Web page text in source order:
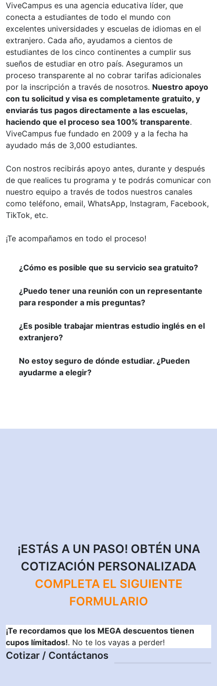
ViveCampus es una agencia educativa líder, que
conecta a estudiantes de todo el mundo con
excelentes universidades y escuelas de idiomas en el
extranjero. Cada año, ayudamos a cientos de
estudiantes de los cinco continentes a cumplir sus
sueños de estudiar en otro país. Aseguramos un
proceso transparente al no cobrar tarifas adicionales
por la inscripción a través de nosotros. Nuestro apoyo
con tu solicitud y visa es completamente gratuito, y
enviarás tus pagos directamente a las escuelas,
haciendo que el proceso sea 100% transparente.
ViveCampus fue fundado en 2009 y a la fecha ha
ayudado más de 3,000 estudiantes.
Con nostros recibirás apoyo antes, durante y después
de que realices tu programa y te podrás comunicar con
nuestro equipo a través de todos nuestros canales
como teléfono, email, WhatsApp, Instagram, Facebook,
TikTok, etc.
¡Te acompañamos en todo el proceso!
¿Cómo es posible que su servicio sea gratuito?
¿Puedo tener una reunión con un representante
para responder a mis preguntas?
¿Es posible trabajar mientras estudio inglés en el
extranjero?
No estoy seguro de dónde estudiar. ¿Pueden
ayudarme a elegir?
¡ESTÁS A UN PASO! OBTÉN UNA
COTIZACIÓN PERSONALIZADA
COMPLETA EL SIGUIENTE
FORMULARIO
¡Te recordamos que los MEGA descuentos tienen
cupos límitados!. No te los vayas a perder!
Cotizar / Contáctanos